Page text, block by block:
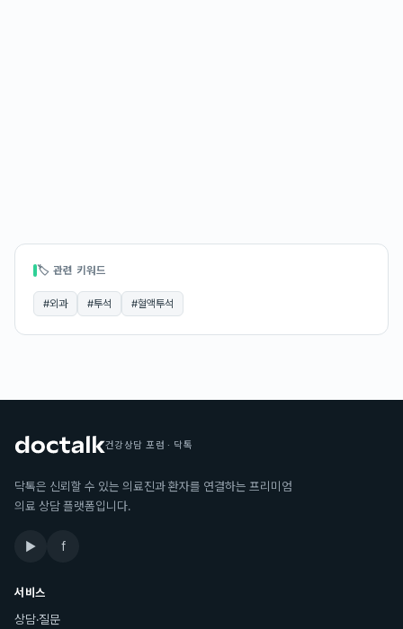
🏷 관련 키워드
#외과 #투석 #혈액투석
건강상담 포럼 · 닥톡
닥톡은 신뢰할 수 있는 의료진과 환자를 연결하는 프리미엄
의료 상담 플랫폼입니다.
▶ f
서비스
상담·질문